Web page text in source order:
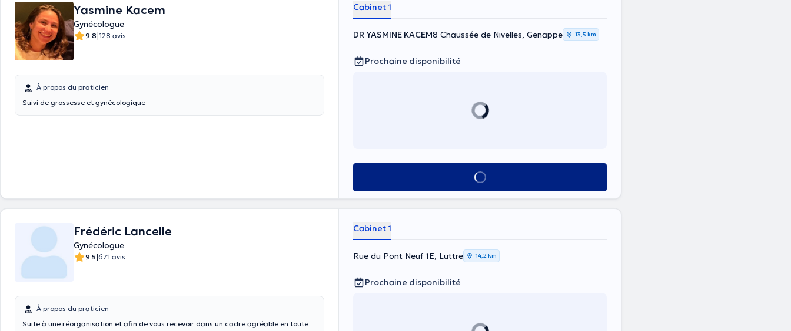
Yasmine Kacem
Gynécologue
9.8|128 avis
À propos du praticien
Suivi de grossesse et gynécologique
Cabinet 1
DR YASMINE KACEM8 Chaussée de Nivelles, Genappe 13,5 km
Prochaine disponibilité
Voir tout
Frédéric Lancelle
Gynécologue
9.5|671 avis
À propos du praticien
Suite à une réorganisation et afin de vous recevoir dans un cadre agréable en toute
Cabinet 1
Rue du Pont Neuf 1E, Luttre 14,2 km
Prochaine disponibilité